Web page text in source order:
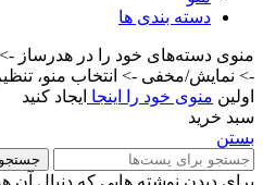
دسته بندی ها
منوی دسته‌های خود را در هدرساز -
-> نمایش/مخفی -> انتخاب منو،
اولین منوی خود را اینجا ایجاد کنید
سبد خرید
بستن
جستجو